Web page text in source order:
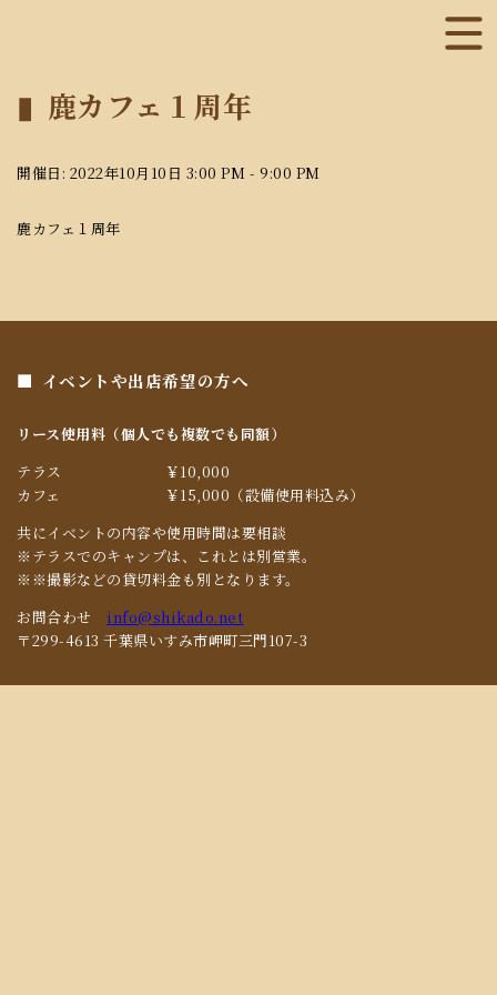
鹿カフェ１周年
開催日: 2022年10月10日 3:00 PM - 9:00 PM
鹿カフェ１周年
イベントや出店希望の方へ
リース使用料（個人でも複数でも同額）
テラス
￥10,000
カフェ
￥15,000（設備使用料込み）
共にイベントの内容や使用時間は要相談
※テラスでのキャンプは、これとは別営業。
※※撮影などの貸切料金も別となります。
お問合わせ info@shikado.net
〒299-4613 千葉県いすみ市岬町三門107-3